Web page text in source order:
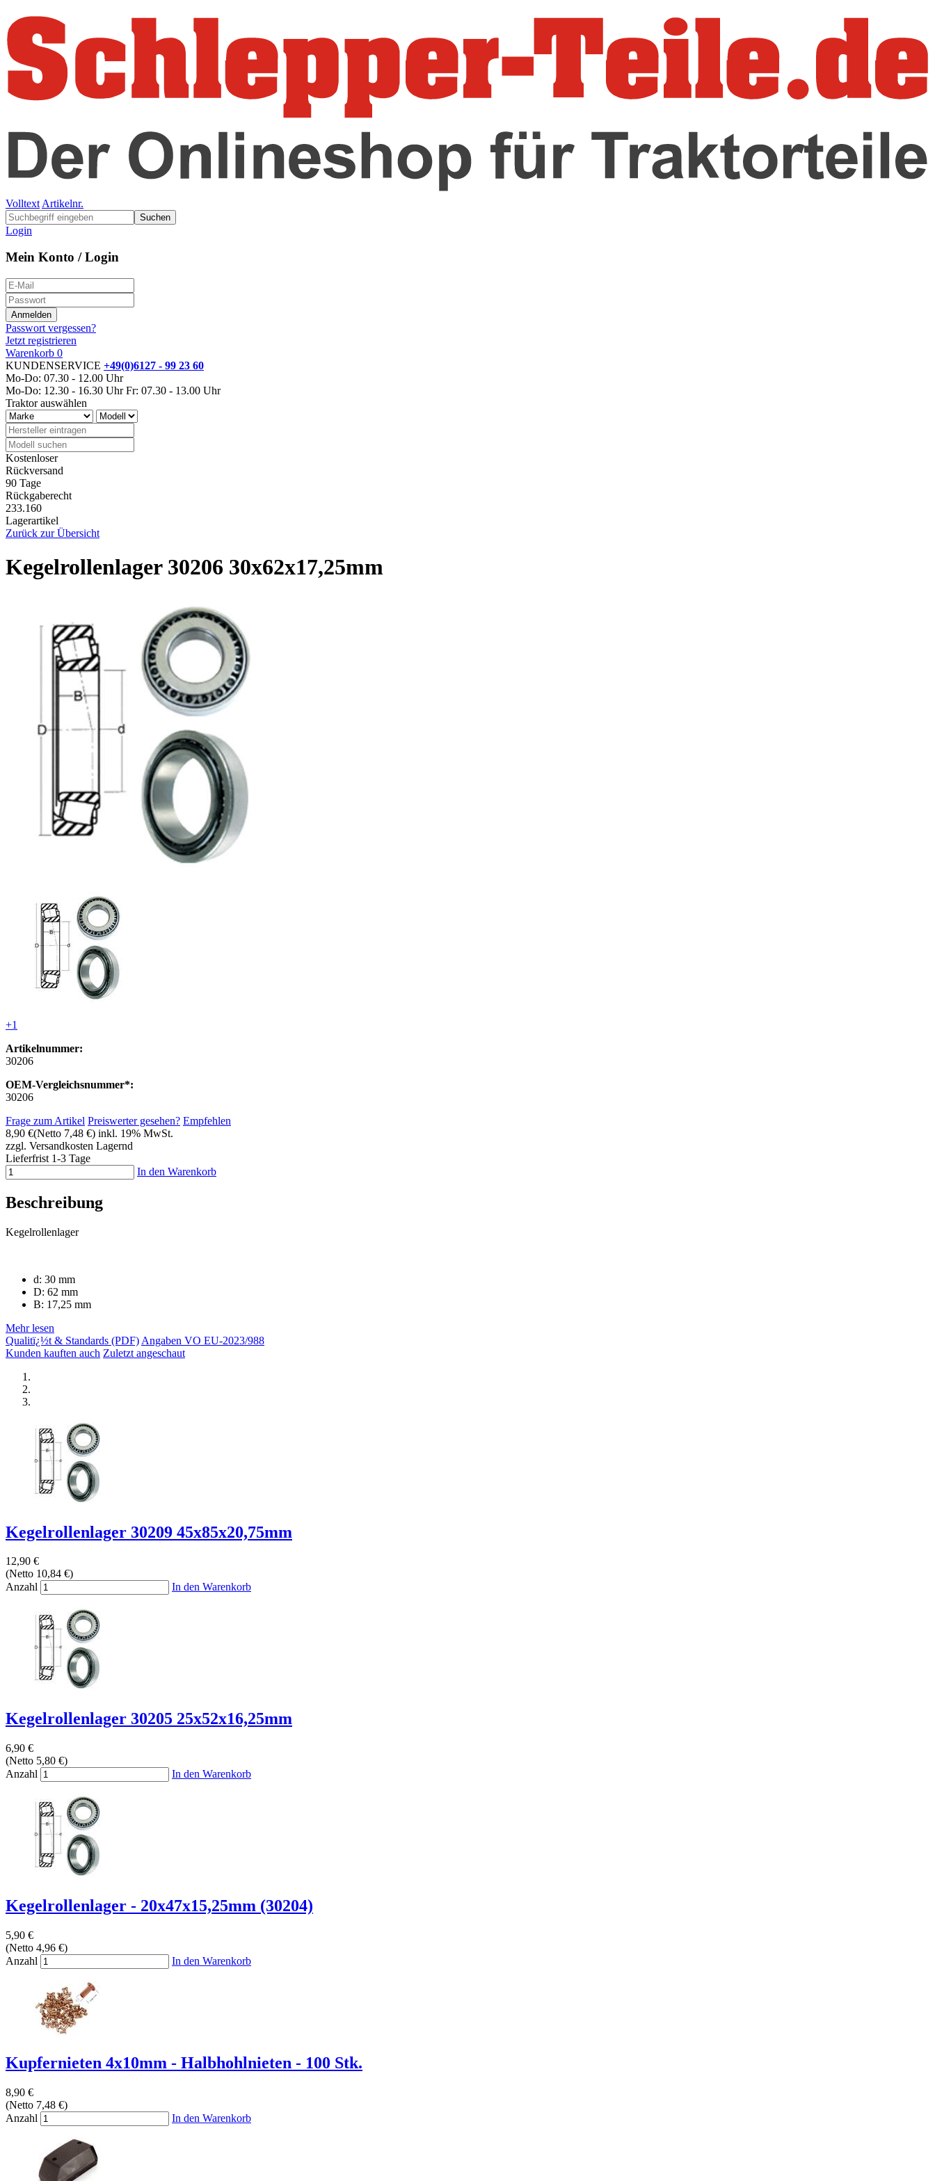
Volltext Artikelnr.
Suchen
Login
Mein Konto / Login
Passwort vergessen?
Jetzt registrieren
Warenkorb 0
KUNDENSERVICE +49(0)6127 - 99 23 60
Mo-Do: 07.30 - 12.00 Uhr
Mo-Do: 12.30 - 16.30 Uhr Fr: 07.30 - 13.00 Uhr
Traktor auswählen
Kostenloser
Rückversand
90 Tage
Rückgaberecht
233.160
Lagerartikel
Zurück zur Übersicht
Kegelrollenlager 30206 30x62x17,25mm
+1
Artikelnummer:
30206
OEM-Vergleichsnummer*:
30206
Frage zum Artikel Preiswerter gesehen? Empfehlen
8,90 €(Netto 7,48 €) inkl. 19% MwSt.
zzgl. Versandkosten Lagernd
Lieferfrist 1-3 Tage
In den Warenkorb
Beschreibung
Kegelrollenlager
d: 30 mm
D: 62 mm
B: 17,25 mm
Mehr lesen
Qualitï¿½t & Standards (PDF) Angaben VO EU-2023/988
Kunden kauften auch Zuletzt angeschaut
Kegelrollenlager 30209 45x85x20,75mm
12,90 €
(Netto 10,84 €)
Anzahl
In den Warenkorb
Kegelrollenlager 30205 25x52x16,25mm
6,90 €
(Netto 5,80 €)
Anzahl
In den Warenkorb
Kegelrollenlager - 20x47x15,25mm (30204)
5,90 €
(Netto 4,96 €)
Anzahl
In den Warenkorb
Kupfernieten 4x10mm - Halbhohlnieten - 100 Stk.
8,90 €
(Netto 7,48 €)
Anzahl
In den Warenkorb